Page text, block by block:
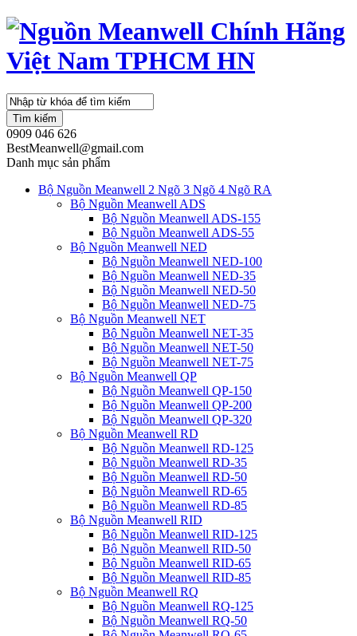
Tìm kiếm
0909 046 626
BestMeanwell@gmail.com
Danh mục sản phẩm
Bộ Nguồn Meanwell 2 Ngõ 3 Ngõ 4 Ngõ RA
Bộ Nguồn Meanwell ADS
Bộ Nguồn Meanwell ADS-155
Bộ Nguồn Meanwell ADS-55
Bộ Nguồn Meanwell NED
Bộ Nguồn Meanwell NED-100
Bộ Nguồn Meanwell NED-35
Bộ Nguồn Meanwell NED-50
Bộ Nguồn Meanwell NED-75
Bộ Nguồn Meanwell NET
Bộ Nguồn Meanwell NET-35
Bộ Nguồn Meanwell NET-50
Bộ Nguồn Meanwell NET-75
Bộ Nguồn Meanwell QP
Bộ Nguồn Meanwell QP-150
Bộ Nguồn Meanwell QP-200
Bộ Nguồn Meanwell QP-320
Bộ Nguồn Meanwell RD
Bộ Nguồn Meanwell RD-125
Bộ Nguồn Meanwell RD-35
Bộ Nguồn Meanwell RD-50
Bộ Nguồn Meanwell RD-65
Bộ Nguồn Meanwell RD-85
Bộ Nguồn Meanwell RID
Bộ Nguồn Meanwell RID-125
Bộ Nguồn Meanwell RID-50
Bộ Nguồn Meanwell RID-65
Bộ Nguồn Meanwell RID-85
Bộ Nguồn Meanwell RQ
Bộ Nguồn Meanwell RQ-125
Bộ Nguồn Meanwell RQ-50